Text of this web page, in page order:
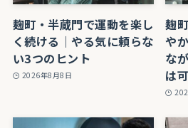
麹町・半蔵門で運動を楽し
く続ける｜やる気に頼らな
い3つのヒント
2026年8月8日
麹
や
な
は